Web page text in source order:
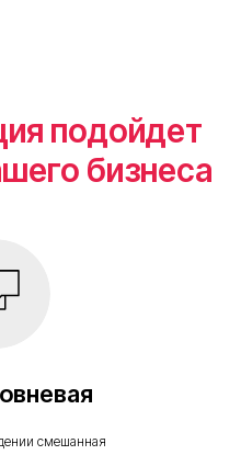
подойдет
бизнеса
смешанная